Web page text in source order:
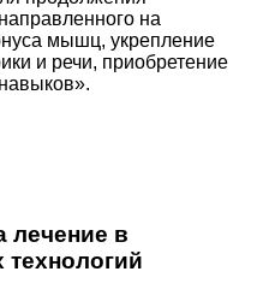
на
мышц, укрепление
и речи, приобретение
лечение в
технологий